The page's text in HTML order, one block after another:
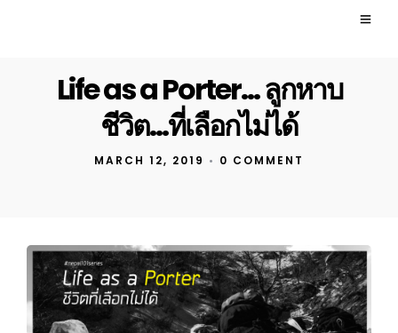
Life as a Porter… ลูกหาบ
ชีวิต…ที่เลือกไม่ได้
MARCH 12, 2019 • 0 COMMENT